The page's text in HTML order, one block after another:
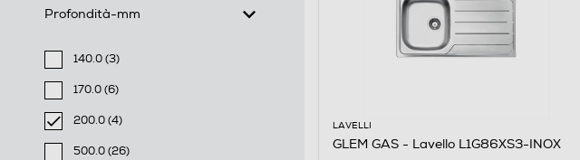
Profondità-mm
140.0 (3)
Filtra per Profondità-mm: 140.0
170.0 (6)
Filtra per Profondità-mm: 170.0
200.0 (4)
selected Filtro applicato per Profondità-mm: 200.0
500.0 (26)
LAVELLI
GLEM GAS - Lavello L1G86XS3-INOX